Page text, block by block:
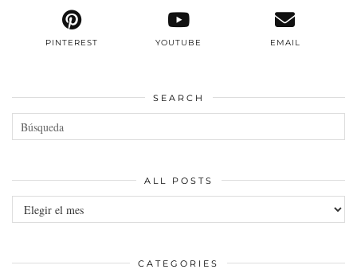
PINTEREST YOUTUBE EMAIL
SEARCH
ALL POSTS
All
posts
CATEGORIES